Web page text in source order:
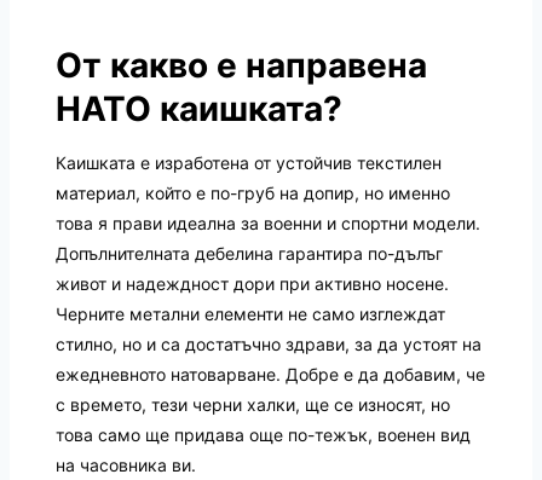
От какво е направена
НАТО каишката?
Каишката е изработена от устойчив текстилен
материал, който е по-груб на допир, но именно
това я прави идеална за военни и спортни модели.
Допълнителната дебелина гарантира по-дълъг
живот и надеждност дори при активно носене.
Черните метални елементи не само изглеждат
стилно, но и са достатъчно здрави, за да устоят на
ежедневното натоварване. Добре е да добавим, че
с времето, тези черни халки, ще се износят, но
това само ще придава още по-тежък, военен вид
на часовника ви.